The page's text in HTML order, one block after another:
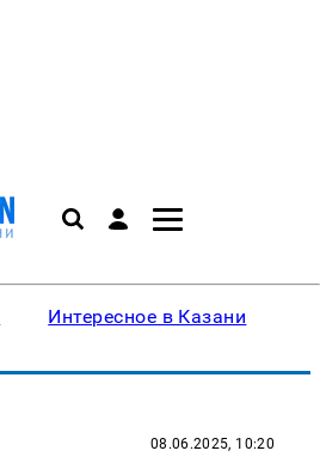
Интересное в Казани
08.06.2025, 10:20